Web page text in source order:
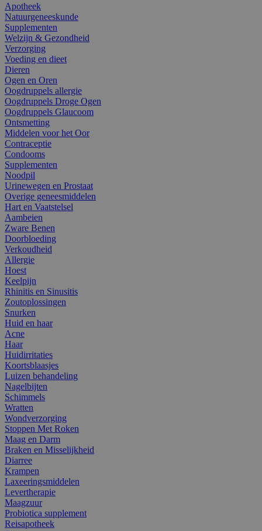
Apotheek
Natuurgeneeskunde
Supplementen
Welzijn & Gezondheid
Verzorging
Voeding en dieet
Dieren
Ogen en Oren
Oogdruppels allergie
Oogdruppels Droge Ogen
Oogdruppels Glaucoom
Ontsmetting
Middelen voor het Oor
Contraceptie
Condooms
Supplementen
Noodpil
Urinewegen en Prostaat
Overige geneesmiddelen
Hart en Vaatstelsel
Aambeien
Zware Benen
Doorbloeding
Verkoudheid
Allergie
Hoest
Keelpijn
Rhinitis en Sinusitis
Zoutoplossingen
Snurken
Huid en haar
Acne
Haar
Huidirritaties
Koortsblaasjes
Luizen behandeling
Nagelbijten
Schimmels
Wratten
Wondverzorging
Stoppen Met Roken
Maag en Darm
Braken en Misselijkheid
Diarree
Krampen
Laxeeringsmiddelen
Levertherapie
Maagzuur
Probiotica supplement
Reisapotheek